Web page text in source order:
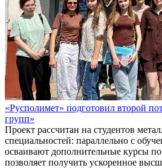
«Русполимет» подготовил второй
групп»
Проект рассчитан на студентов
специальностей: параллельно с
осваивают дополнительные курсы
позволяет получить ускоренное